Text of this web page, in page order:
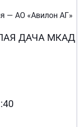
— АО «Авилон АГ»
ДАЧА МКАД